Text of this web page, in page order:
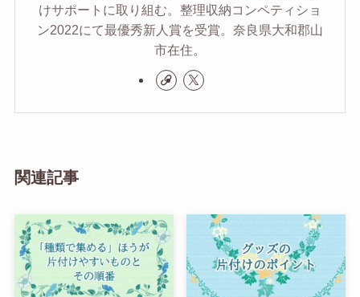
けサポートに取り組む。整理収納コンペティショ
ン2022にて最優秀新人賞を受賞。奈良県大和郡山
市在住。
関連記事